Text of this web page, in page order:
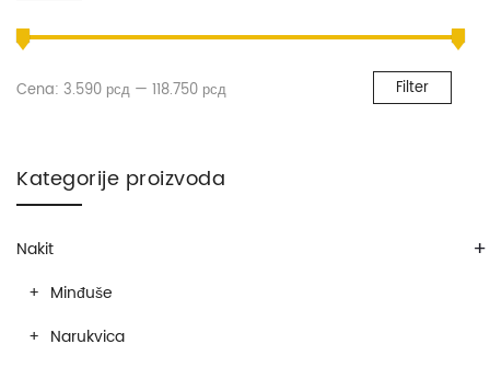
Filter
Cena: 3.590 рсд — 118.750 рсд
Kategorije proizvoda
+
Nakit
Minđuše
Narukvica